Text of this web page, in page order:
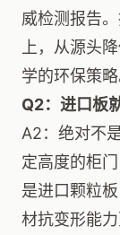
威检测报告
上，从源头
学的环保策略
Q2：进口板
A2：绝对不
定高度的柜
是进口颗粒
材抗变形能